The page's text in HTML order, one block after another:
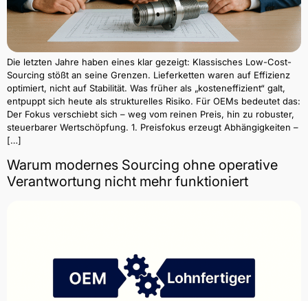
Die letzten Jahre haben eines klar gezeigt: Klassisches Low-Cost-
Sourcing stößt an seine Grenzen. Lieferketten waren auf Effizienz
optimiert, nicht auf Stabilität. Was früher als „kosteneffizient“ galt,
entpuppt sich heute als strukturelles Risiko. Für OEMs bedeutet das:
Der Fokus verschiebt sich – weg vom reinen Preis, hin zu robuster,
steuerbarer Wertschöpfung. 1. Preisfokus erzeugt Abhängigkeiten –
[…]
Warum modernes Sourcing ohne operative
Verantwortung nicht mehr funktioniert